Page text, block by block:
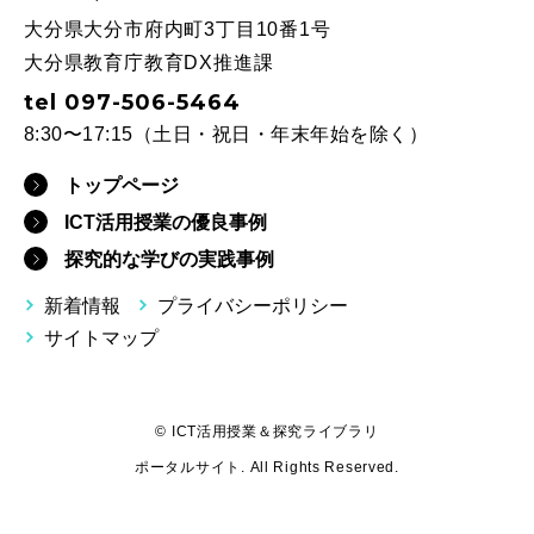
大分県大分市府内町3丁目10番1号
大分県教育庁教育DX推進課
tel 097-506-5464
8:30〜17:15（土日・祝日・年末年始を除く）
トップページ
ICT活用授業の優良事例
探究的な学びの実践事例
新着情報
プライバシーポリシー
サイトマップ
© ICT活用授業＆探究ライブラリ
ポータルサイト. All Rights Reserved.